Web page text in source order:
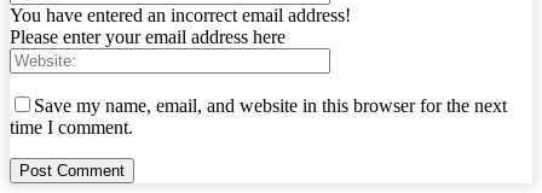
You have entered an incorrect email address!
Please enter your email address here
Save my name, email, and website in this browser for the next
time I comment.